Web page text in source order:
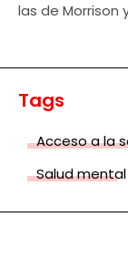
las de Morrison
Tags
Acceso a la
Salud mental